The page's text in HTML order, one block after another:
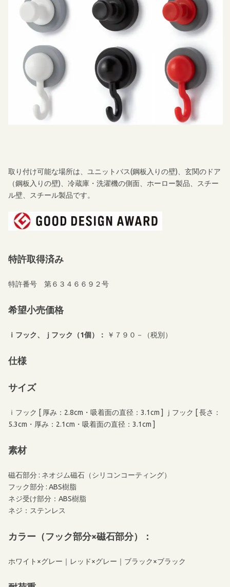
取り付け可能な場所は、ユニットバス(鋼板入りの壁)、玄関のドア
（鋼板入りの壁)、冷蔵庫・洗濯機の側面、ホーロー製品、スチー
ル壁、スチール製品です。
特許取得済み
特許番号 第６３４６６９２号
希望小売価格
ｉフック、ｊフック（1個）： ￥７９０－（税別）
仕様
サイズ
ｉフック [ 厚み：2.8cm・吸着面の直径：3.1cm ] ｊフック [ 長さ：
5.3cm・厚み：2.1cm・吸着面の直径：3.1cm ]
素材
磁石部分 : ネオジム磁石（シリコンコーティング）
フック部分 : ABS樹脂
ネジ受け部分：ABS樹脂
ネジ：ステンレス
カラー （フック部分×磁石部分）：
ホワイト×グレー｜レッド×グレー｜ブラック×ブラック